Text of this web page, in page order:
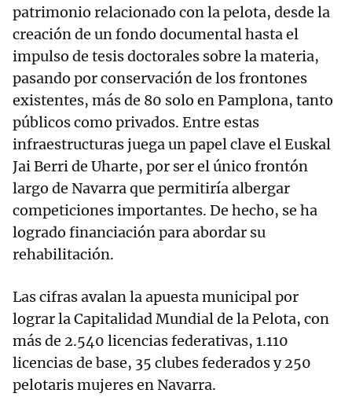
patrimonio relacionado con la pelota, desde la
creación de un fondo documental hasta el
impulso de tesis doctorales sobre la materia,
pasando por conservación de los frontones
existentes, más de 80 solo en Pamplona, tanto
públicos como privados. Entre estas
infraestructuras juega un papel clave el Euskal
Jai Berri de Uharte, por ser el único frontón
largo de Navarra que permitiría albergar
competiciones importantes. De hecho, se ha
logrado financiación para abordar su
rehabilitación.
Las cifras avalan la apuesta municipal por
lograr la Capitalidad Mundial de la Pelota, con
más de 2.540 licencias federativas, 1.110
licencias de base, 35 clubes federados y 250
pelotaris mujeres en Navarra.